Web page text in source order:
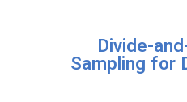
Divide-
Sampling for